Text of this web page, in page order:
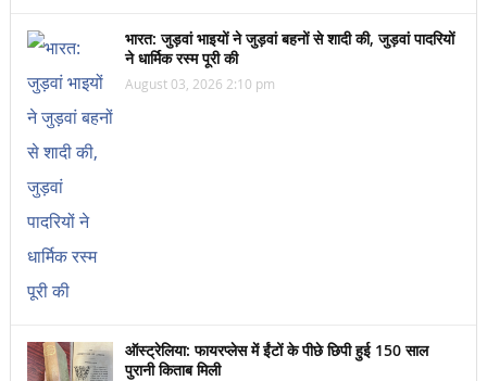
भारत: जुड़वां भाइयों ने जुड़वां बहनों से शादी की, जुड़वां पादरियों
ने धार्मिक रस्म पूरी की
August 03, 2026 2:10 pm
ऑस्ट्रेलिया: फायरप्लेस में ईंटों के पीछे छिपी हुई 150 साल
पुरानी किताब मिली